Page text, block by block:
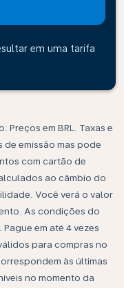
em uma tarifa
em BRL. Taxas e
de emissão mas pode
com cartão de
ao câmbio do
Você verá o valor
As condições do
em até 4 vezes
para compras no
às últimas
no momento da